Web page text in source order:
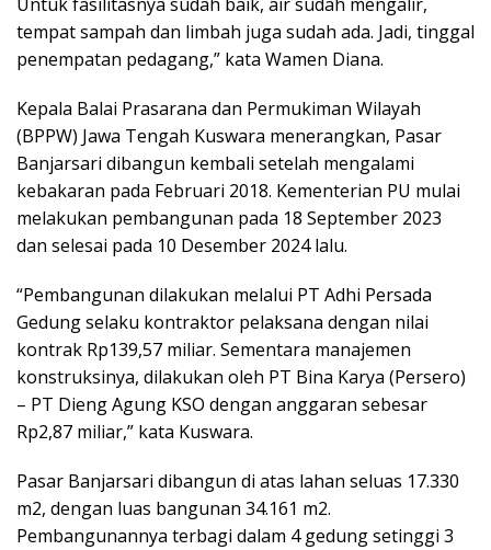
tempat sampah dan limbah juga sudah ada. Jadi, tinggal
penempatan pedagang,” kata Wamen Diana.
Kepala Balai Prasarana dan Permukiman Wilayah
(BPPW) Jawa Tengah Kuswara menerangkan, Pasar
Banjarsari dibangun kembali setelah mengalami
kebakaran pada Februari 2018. Kementerian PU mulai
melakukan pembangunan pada 18 September 2023
dan selesai pada 10 Desember 2024 lalu.
“Pembangunan dilakukan melalui PT Adhi Persada
Gedung selaku kontraktor pelaksana dengan nilai
kontrak Rp139,57 miliar. Sementara manajemen
konstruksinya, dilakukan oleh PT Bina Karya (Persero)
– PT Dieng Agung KSO dengan anggaran sebesar
Rp2,87 miliar,” kata Kuswara.
Pasar Banjarsari dibangun di atas lahan seluas 17.330
m2, dengan luas bangunan 34.161 m2.
Pembangunannya terbagi dalam 4 gedung setinggi 3